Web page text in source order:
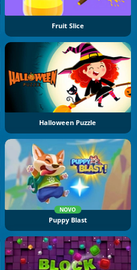
Fruit Slice
Halloween Puzzle
NOVO
Puppy Blast